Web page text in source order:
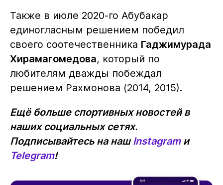
Также в июле 2020-го Абубакар
единогласным решением победил
своего соотечественника Гаджимурада
Хирамагомедова, который по
любителям дважды побеждал
решением Рахмонова (2014, 2015).
Ещё больше спортивных новостей в
наших социальных сетях.
Подписывайтесь на нашInstagramи
Telegram!